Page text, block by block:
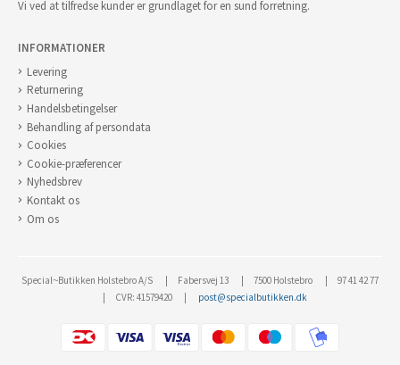
Vi ved at tilfredse kunder er grundlaget for en sund forretning.
INFORMATIONER
Levering
Returnering
Handelsbetingelser
Behandling af persondata
Cookies
Cookie-præferencer
Nyhedsbrev
Kontakt os
Om os
Special~Butikken Holstebro A/S Fabersvej 13 7500 Holstebro
97 41 42 77
CVR: 41579420
post@specialbutikken.dk